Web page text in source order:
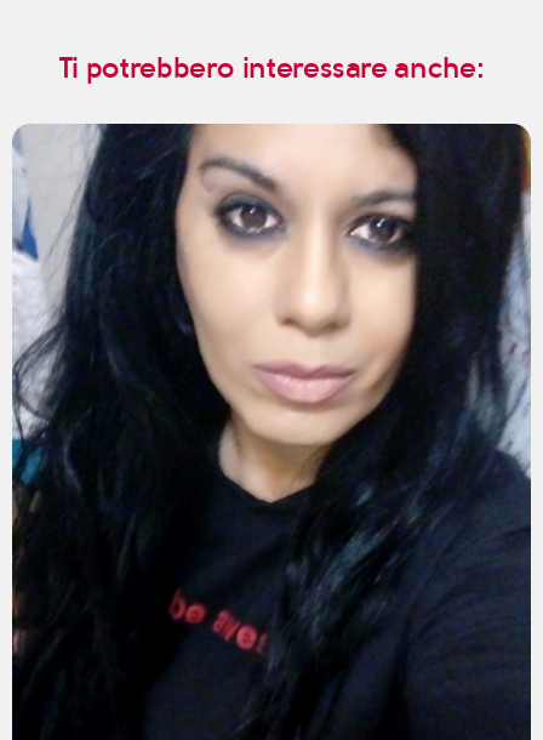
Ti potrebbero interessare anche: